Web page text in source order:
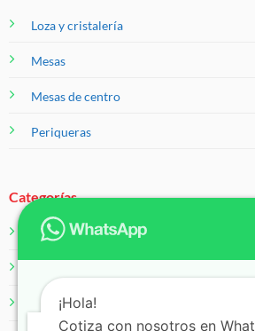
Loza y cristalería
Mesas
Mesas de centro
Periqueras
Categorías
Salas
¡Hola!
Cotiza con nosotros en